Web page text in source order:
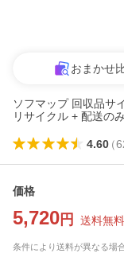
おまかせ
ソフマップ 回収品サ
リサイクル + 配送の
4.60（
価格
5,720 円 送料無料
条件により送料が異なる場